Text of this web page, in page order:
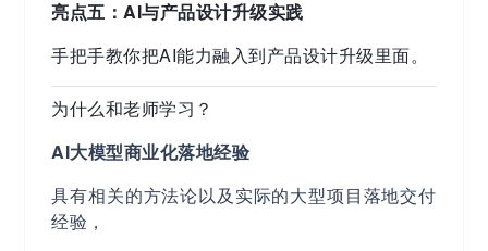
亮点五：AI与产品设计升级实践
手把手教你把AI能力融入到产品设计升级里面。
为什么和老师学习？
AI大模型商业化落地经验
具有相关的⽅法论以及实际的⼤型项⽬落地交付
经验，